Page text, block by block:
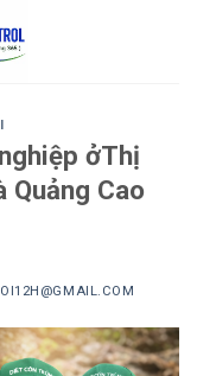
ởThị
Quảng Cao